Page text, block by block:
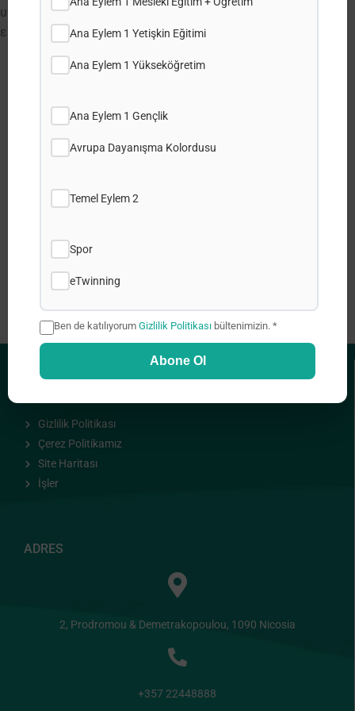
υποστήριξη και προώθηση ενημερωτικών εκδηλώσεων,
εκπαιδευτικών προγραμμάτων, σεμιναρίων και διαλέξεων.
WhatsApp
Gizlilik Politikası
Çerez Politikamız
Site Haritası
İşler
ADRES
2, Prodromou & Demetrakopoulou, 1090 Nicosia
+357 22448888
Ana Eylem 1 Yetişkin Eğitimi
Ana Eylem 1 Yükseköğretim
Ana Eylem 1 Gençlik
Avrupa Dayanışma Kolordusu
Temel Eylem 2
Spor
eTwinning
Ben de katılıyorum Gizlilik Politikası bültenimizin. *
Abone Ol